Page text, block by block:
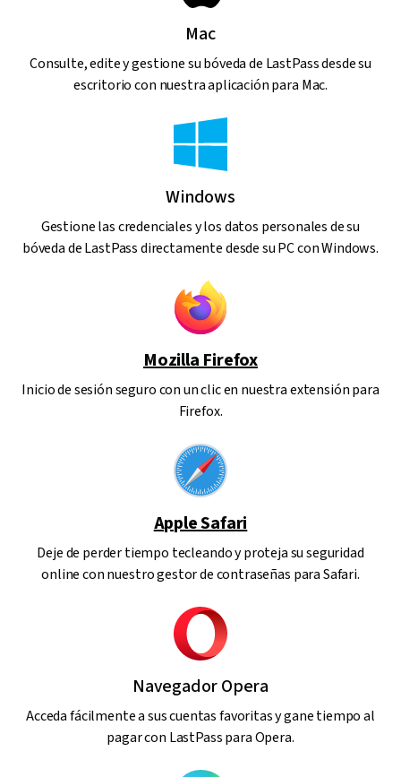
Mac
Consulte, edite y gestione su bóveda de LastPass desde su
escritorio con nuestra aplicación para Mac.
Windows
Gestione las credenciales y los datos personales de su
bóveda de LastPass directamente desde su PC con Windows.
Mozilla Firefox
Inicio de sesión seguro con un clic en nuestra extensión para
Firefox.
Apple Safari
Deje de perder tiempo tecleando y proteja su seguridad
online con nuestro gestor de contraseñas para Safari.
Navegador Opera
Acceda fácilmente a sus cuentas favoritas y gane tiempo al
pagar con LastPass para Opera.